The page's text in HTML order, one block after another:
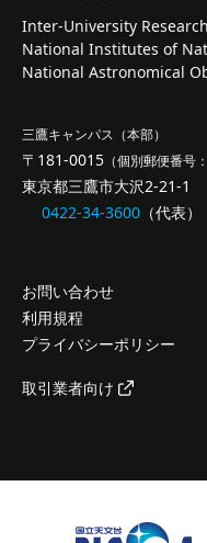
Inter-University
National Institutes of
National Astronomical
三鷹キャンパス（本部）
〒181-0015 （個別郵便番号
東京都三鷹市大沢2-21-1
0422-34-3600 （代表）
お問い合わせ
利用規程
プライバシーポリシー
取引業者向け